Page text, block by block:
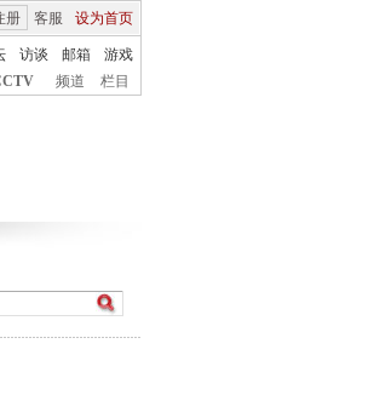
客服 设为首页
册
访谈 邮箱
游戏
频道 栏目